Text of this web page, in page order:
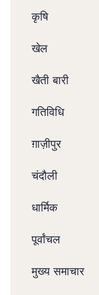
कृषि
खेल
खैती बारी
गतिविधि
ग़ाज़ीपुर
चंदौली
धार्मिक
पूर्वांचल
मुख्य समाचार